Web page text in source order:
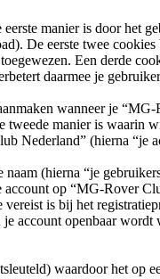
manier is door het
De eerste twee
Een derde
daarmee je
wanneer je
manier is waarin
Nederland” (hierna “je
naam (hierna “je
account op “MG-Rover
is bij het
account openbaar
waardoor het op